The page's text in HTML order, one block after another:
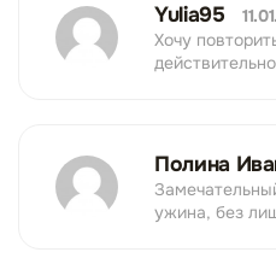
Yulia95
Хочу
Полина
ужина, без